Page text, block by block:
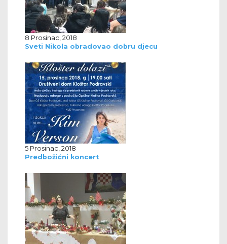
8 Prosinac, 2018
Sveti Nikola obradovao dobru djecu
5 Prosinac, 2018
Predbožićni koncert